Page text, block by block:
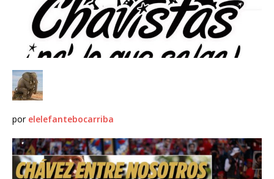
por elelefantebocarriba